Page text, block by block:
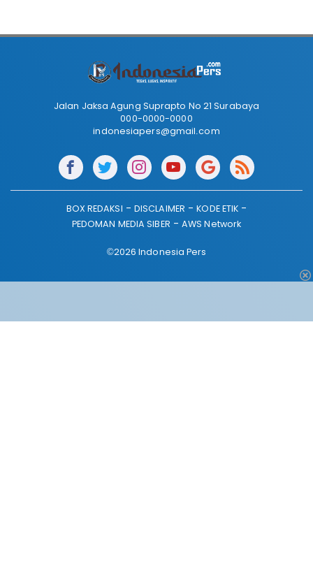
Jalan Jaksa Agung Suprapto No 21 Surabaya
000-0000-0000
indonesiapers@gmail.com
BOX REDAKSI DISCLAIMER
KODE ETIK
PEDOMAN MEDIA SIBER
AWS Network
©2026 Indonesia Pers